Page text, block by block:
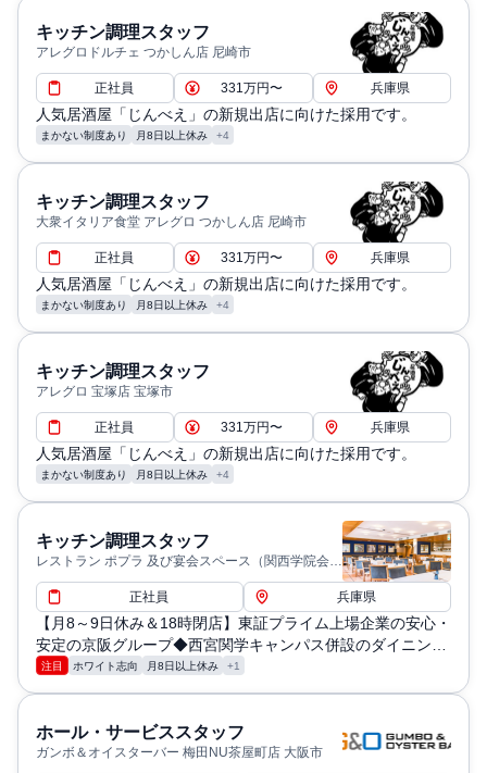
キッチン調理スタッフ
アレグロドルチェ つかしん店 尼崎市
正社員 331万円〜 兵庫県
人気居酒屋「じんべえ」の新規出店に向けた採用です。
まかない制度あり 月8日以上休み +4
キッチン調理スタッフ
大衆イタリア食堂 アレグロ つかしん店 尼崎市
正社員 331万円〜 兵庫県
人気居酒屋「じんべえ」の新規出店に向けた採用です。
まかない制度あり 月8日以上休み +4
キッチン調理スタッフ
アレグロ 宝塚店 宝塚市
正社員 331万円〜 兵庫県
人気居酒屋「じんべえ」の新規出店に向けた採用です。
まかない制度あり 月8日以上休み +4
キッチン調理スタッフ
レストラン ポプラ 及び宴会スペース（関西学院会館
内） 西宮市
正社員
兵庫県
【月8～9日休み＆18時閉店】東証プライム上場企業の安心・
安定の京阪グループ◆西宮関学キャンパス併設のダイニング
であなたのスキルを活かそう！
注目 ホワイト志向 月8日以上休み +1
ホール・サービススタッフ
ガンボ＆オイスターバー 梅田NU茶屋町店 大阪市